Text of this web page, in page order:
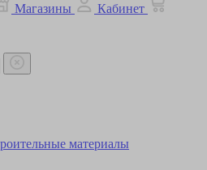
Магазины
Кабинет
материалы